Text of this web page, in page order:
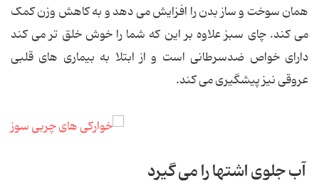
همان سوخت و ساز بدن را افزایش می دهد و به کاهش وزن کمک
می کند. چای سبز علاوه بر این که شما را خوش خلق تر می کند
دارای خواص ضدسرطانی است و از ابتلا به بیماری های قلبی
عروقی نیز پیشگیری می کند.
آب جلوی اشتها را می گیرد